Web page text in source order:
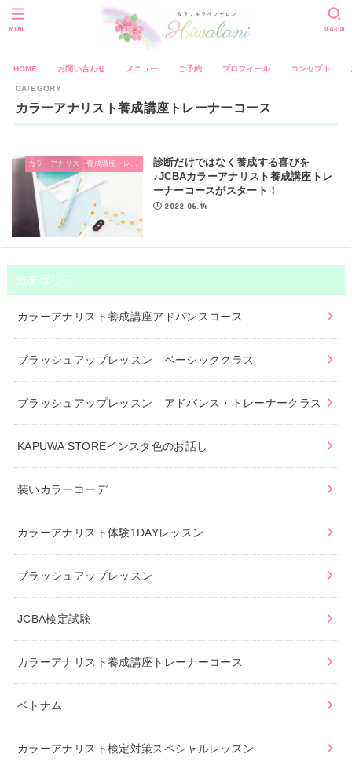
HOME お問い合わせ メニュー ご予約 プロフィール コンセプト
SEARCH
MENU
カラーアナリスト養成講座トレーナーコース
診断だけではなく養成する喜びを
♪JCBAカラーアナリスト養成講座トレ
ーナーコースがスタート！
2022.06.14
カテゴリー
カラーアナリスト養成講座アドバンスコース
ブラッシュアップレッスン ベーシッククラス
ブラッシュアップレッスン アドバンス・トレーナークラス
KAPUWA STOREインスタ色のお話し
装いカラーコーデ
カラーアナリスト体験1DAYレッスン
ブラッシュアップレッスン
JCBA検定試験
カラーアナリスト養成講座トレーナーコース
ベトナム
カラーアナリスト検定対策スペシャルレッスン